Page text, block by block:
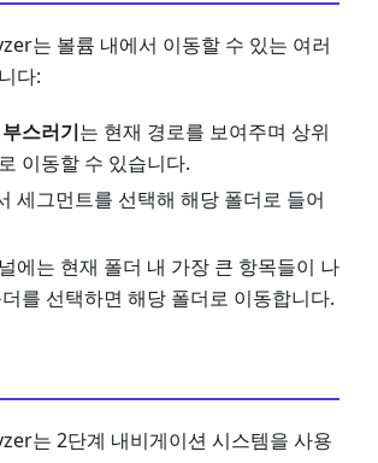
는 볼륨 내에서 이동할 수 있는 여러
다:
스러기는 현재 경로를 보여주며 상위
이동할 수 있습니다.
세그먼트를 선택해 해당 폴더로 들어
에는 현재 폴더 내 가장 큰 항목들이 나
를 선택하면 해당 폴더로 이동합니다.
는 2단계 내비게이션 시스템을 사용